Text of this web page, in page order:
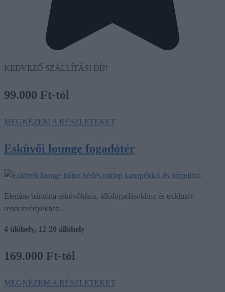
KEDVEZŐ SZÁLLÍTÁSI DÍJ!
99.000 Ft-tól
MEGNÉZEM A RÉSZLETEKET
Esküvői lounge fogadótér
Elegáns bárzóna esküvőkhöz, állófogadásokhoz és exkluzív
rendezvényekhez.
4 ülőhely, 12-20 állóhely
169.000 Ft-tól
MEGNÉZEM A RÉSZLETEKET